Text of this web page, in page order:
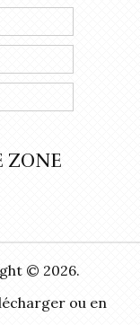
ZONE
© 2026.
ou en